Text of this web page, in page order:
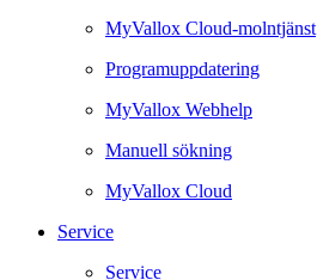
MyVallox Cloud-molntjänst
Programuppdatering
MyVallox Webhelp
Manuell sökning
MyVallox Cloud
Service
Service